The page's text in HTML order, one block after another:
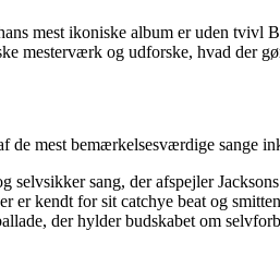
mest ikoniske album er uden
mesterværk og udforske, hvad der
de mest bemærkelsesværdige sange
selvsikker sang, der afspejler
er kendt for sit catchye beat og
der hylder budskabet om